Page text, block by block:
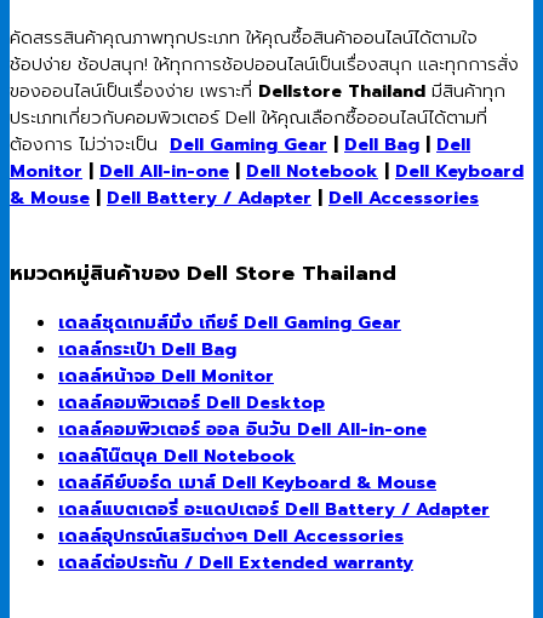
คัดสรรสินค้าคุณภาพทุกประเภท ให้คุณซื้อสินค้าออนไลน์ได้ตามใจ
ช้อปง่าย ช้อปสนุก! ให้ทุกการช้อปออนไลน์เป็นเรื่องสนุก และทุกการสั่ง
ของออนไลน์เป็นเรื่องง่าย เพราะที่ Dellstore Thailand มีสินค้าทุก
ประเภทเกี่ยวกับคอมพิวเตอร์ Dell ให้คุณเลือกซื้อออนไลน์ได้ตามที่
ต้องการ ไม่ว่าจะเป็น Dell Gaming Gear | Dell Bag | Dell
Monitor | Dell All-in-one | Dell Notebook | Dell Keyboard
& Mouse | Dell Battery / Adapter | Dell Accessories
หมวดหมู่สินค้าของ Dell Store Thailand
เดลล์ชุดเกมส์มิ่ง เกียร์ Dell Gaming Gear
เดลล์กระเป๋า Dell Bag
เดลล์หน้าจอ Dell Monitor
เดลล์คอมพิวเตอร์ Dell Desktop
เดลล์คอมพิวเตอร์ ออล อินวัน Dell All-in-one
เดลล์โน๊ตบุค Dell Notebook
เดลล์คีย์บอร์ด เมาส์ Dell Keyboard & Mouse
เดลล์แบตเตอรี่ อะแดปเตอร์ Dell Battery / Adapter
เดลล์อุปกรณ์เสริมต่างๆ Dell Accessories
เดลล์ต่อประกัน / Dell Extended warranty